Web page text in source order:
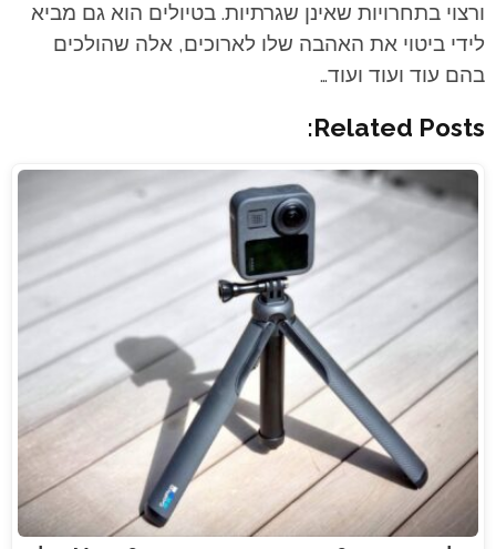
ורצוי בתחרויות שאינן שגרתיות. בטיולים הוא גם מביא
לידי ביטוי את האהבה שלו לארוכים, אלה שהולכים
בהם עוד ועוד ועוד…
Related Posts: